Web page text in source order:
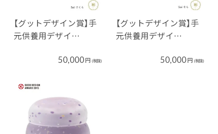
【グットデザイン賞】手
元供養用デザイ…
50,000円 (税抜)
【グットデザイン賞】手
元供養用デザイ…
50,000円 (税抜)